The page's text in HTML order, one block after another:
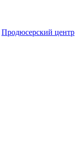
Продюсерский центр